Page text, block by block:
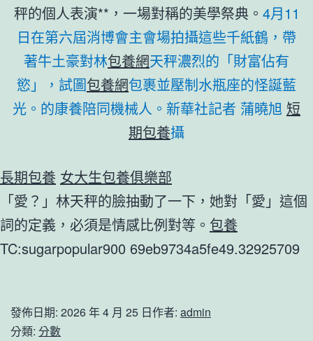
秤的個人表演**，一場對稱的美學祭典。 4月11
日在第六屆消博會主會場拍攝這些千紙鶴，帶
著牛土豪對林包養網天秤濃烈的「財富佔有
慾」，試圖包養網包裹並壓制水瓶座的怪誕藍
光。的康養陪同機械人。新華社記者 蒲曉旭 短
期包養攝
長期包養 女大生包養俱樂部
「愛？」林天秤的臉抽動了一下，她對「愛」這個
詞的定義，必須是情感比例對等。 包養
TC:sugarpopular900 69eb9734a5fe49.32925709
發佈日期: 2026 年 4 月 25 日作者: admin
分類: 分數